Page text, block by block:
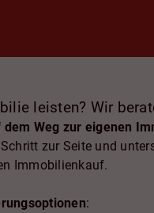
leisten? Wir
Weg zur eigenen
zur Seite und
Immobilienkauf.
: